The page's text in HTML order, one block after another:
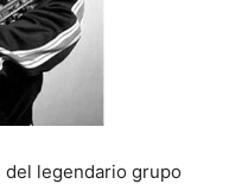
legendario grupo